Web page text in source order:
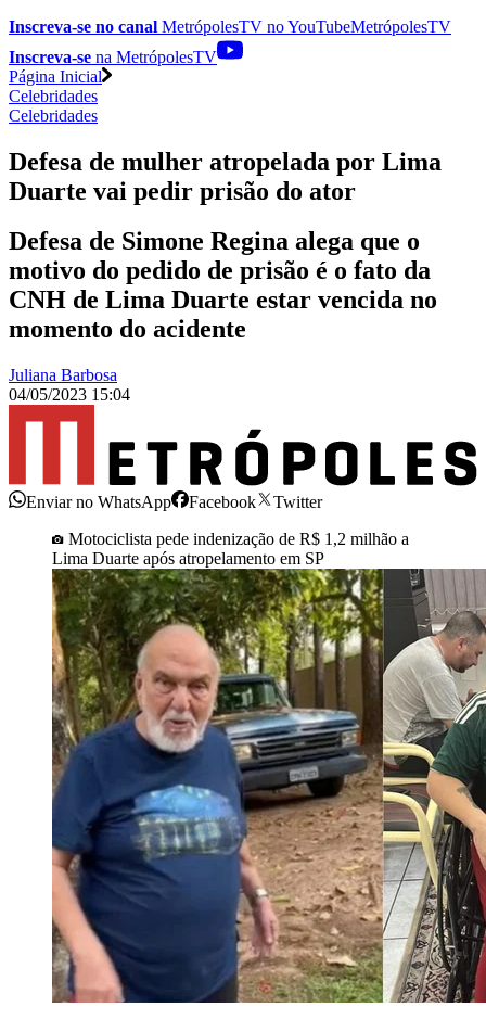
Inscreva-se no canal MetrópolesTV noYouTubeMetrópolesTV
Inscreva-se na MetrópolesTV
Página Inicial
Celebridades
Celebridades
Defesa de mulher atropelada por Lima
Duarte vai pedir prisão do ator
Defesa de Simone Regina alega que o
motivo do pedido de prisão é o fato da
CNH de Lima Duarte estar vencida no
momento do acidente
Juliana Barbosa
04/05/2023 15:04
Enviar no WhatsApp Facebook
Twitter
Motociclista pede indenização de R$ 1,2 milhão a
Lima Duarte após atropelamento em SP